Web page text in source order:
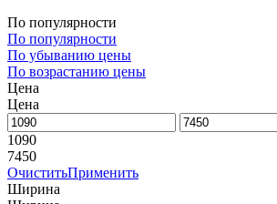
По популярности
По популярности
По убыванию цены
По возрастанию цены
Цена
Цена
1090
7450
ОчиститьПрименить
Ширина